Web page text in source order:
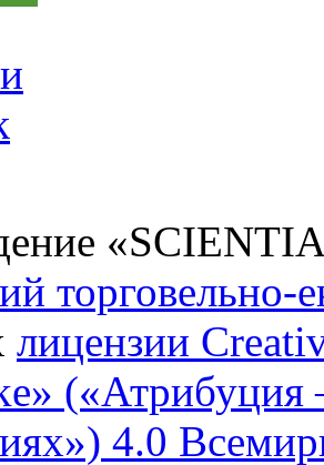
«
торговельно-
лицензии
4.0